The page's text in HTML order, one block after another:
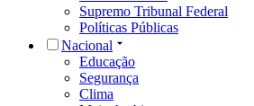
Supremo Tribunal Federal
Políticas Públicas
Nacional
Educação
Segurança
Clima